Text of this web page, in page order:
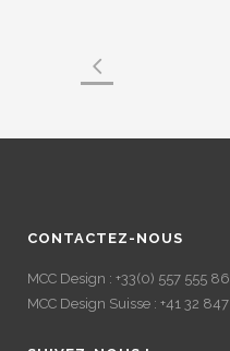
CONTACTEZ-NOUS
MCC Design : +33(0) 557 555
MCC Design Suisse : +41 32